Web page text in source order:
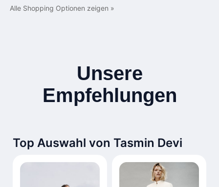
Alle Shopping Optionen zeigen »
Unsere
Empfehlungen
Top Auswahl von Tasmin Devi